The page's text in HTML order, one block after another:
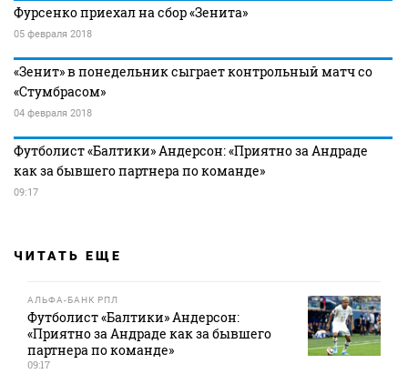
Фурсенко приехал на сбор «Зенита»
05 февраля 2018
«Зенит» в понедельник сыграет контрольный матч со
«Стумбрасом»
04 февраля 2018
Футболист «Балтики» Андерсон: «Приятно за Андраде
как за бывшего партнера по команде»
09:17
ЧИТАТЬ ЕЩЕ
АЛЬФА-БАНК РПЛ
Футболист «Балтики» Андерсон:
«Приятно за Андраде как за бывшего
партнера по команде»
09:17